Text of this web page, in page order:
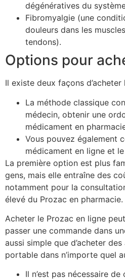
dégénératives du
Fibromyalgie (une
douleurs dans les
tendons).
Options pour
Il existe deux façons d’acheter
La méthode classique
médecin, obtenir une
médicament en
Vous pouvez également
médicament en ligne et
La première option est plus
gens, mais elle entraîne des
notamment pour la
élevé du Prozac en pharmacie.
Acheter le Prozac en ligne
passer une commande dans
aussi simple que d’acheter
portable dans n’importe quel
Il n’est pas nécessaire